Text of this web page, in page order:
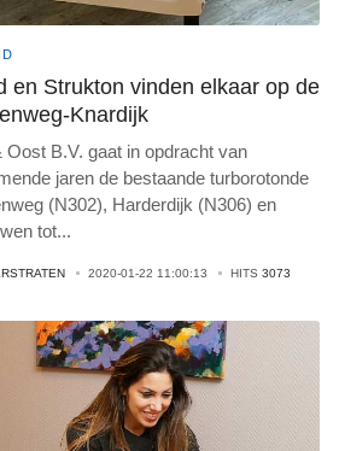
en Strukton vinden elkaar op de
Knardijk
B.V. gaat in opdracht van
jaren de bestaande turborotonde
(N302), Harderdijk (N306) en
tot...
2020-01-22 11:00:13 HITS 3073